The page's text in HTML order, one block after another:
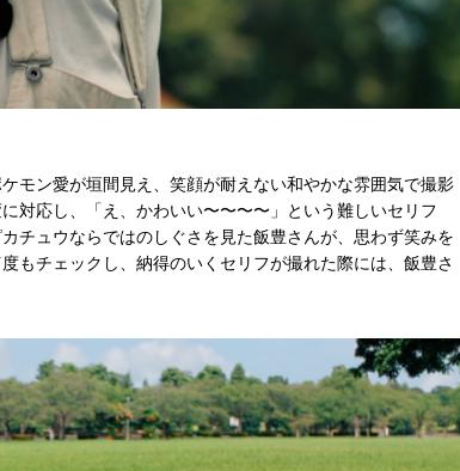
モン愛が垣間見え、笑顔が耐えない和やかな雰囲気で撮影
対応し、「え、かわいい〜〜〜〜」という難しいセリフ
チュウならではのしぐさを見た飯豊さんが、思わず笑みを
もチェックし、納得のいくセリフが撮れた際には、飯豊さ